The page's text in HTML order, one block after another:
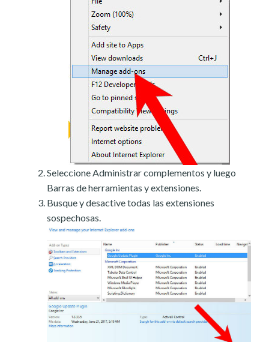
Seleccione Administrar complementos y luego
Barras de herramientas y extensiones.
Busque y desactive todas las extensiones
sospechosas.